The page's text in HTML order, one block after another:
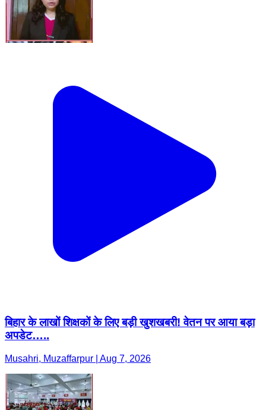
बिहार के लाखों शिक्षकों के लिए बड़ी खुशखबरी! वेतन पर आया बड़ा
अपडेट…..
Musahri, Muzaffarpur | Aug 7, 2026